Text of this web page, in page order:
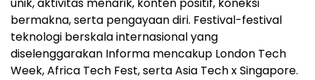
unik, aktivitas menarik, konten positif, koneksi
bermakna, serta pengayaan diri. Festival-festival
teknologi berskala internasional yang
diselenggarakan Informa mencakup London Tech
Week, Africa Tech Fest, serta Asia Tech x Singapore.